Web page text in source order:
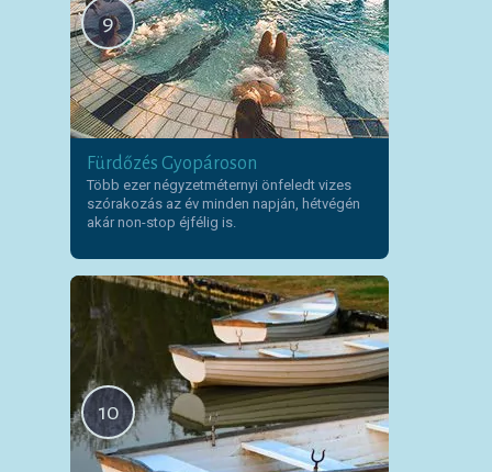
9
Fürdőzés Gyopároson
Több ezer négyzetméternyi önfeledt vizes
szórakozás az év minden napján, hétvégén
akár non-stop éjfélig is.
10